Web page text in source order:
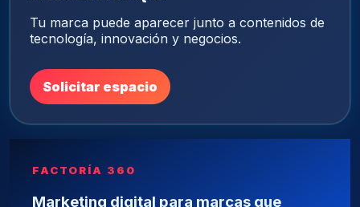
Tu marca puede aparecer junto a contenidos de
tecnología, innovación y negocios.
Solicitar espacio
FACTORÍA 360
Marketing digital para marcas que